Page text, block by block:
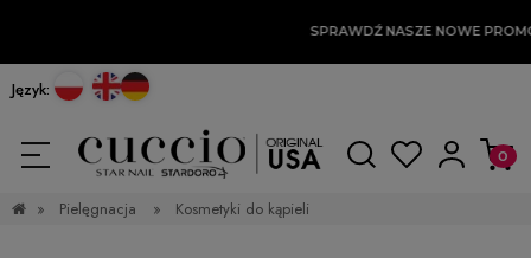
SPRAWDŹ NASZE NOWE
Język:
» Pielęgnacja » Kosmetyki do kąpieli